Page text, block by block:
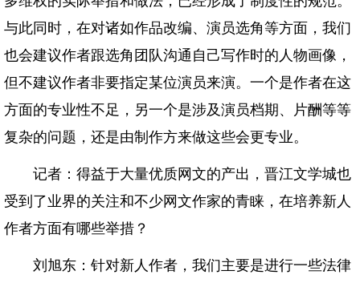
与此同时，在对诸如作品改编、演员选角等方面，我们
也会建议作者跟选角团队沟通自己写作时的人物画像，
但不建议作者非要指定某位演员来演。一个是作者在这
方面的专业性不足，另一个是涉及演员档期、片酬等等
复杂的问题，还是由制作方来做这些会更专业。
记者：得益于大量优质网文的产出，晋江文学城也
受到了业界的关注和不少网文作家的青睐，在培养新人
作者方面有哪些举措？
刘旭东：针对新人作者，我们主要是进行一些法律